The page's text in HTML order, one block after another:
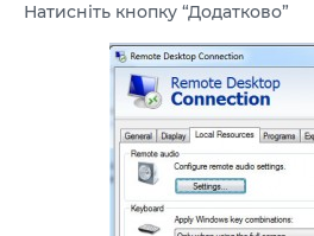
Натисніть кнопку “Додатково”